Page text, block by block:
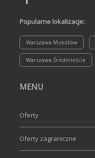
Popularne lokalizacje:
Warszawa Mokotów
Warszawa Śródmieście
MENU
Oferty
Oferty zagraniczne